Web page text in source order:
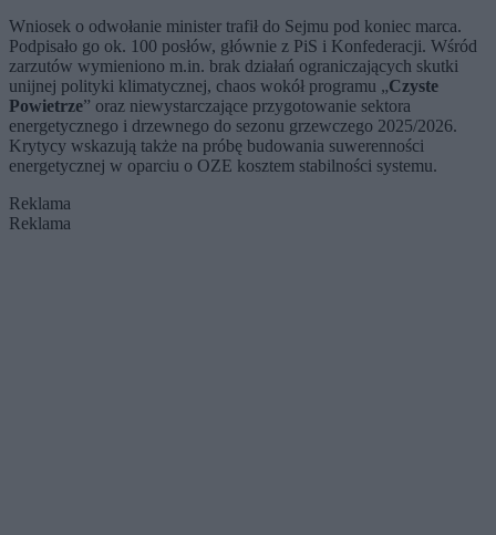
Wniosek o odwołanie minister trafił do Sejmu pod koniec marca.
Podpisało go ok. 100 posłów, głównie z PiS i Konfederacji. Wśród
zarzutów wymieniono m.in. brak działań ograniczających skutki
unijnej polityki klimatycznej, chaos wokół programu „Czyste
Powietrze” oraz niewystarczające przygotowanie sektora
energetycznego i drzewnego do sezonu grzewczego 2025/2026.
Krytycy wskazują także na próbę budowania suwerenności
energetycznej w oparciu o OZE kosztem stabilności systemu.
Reklama
Reklama